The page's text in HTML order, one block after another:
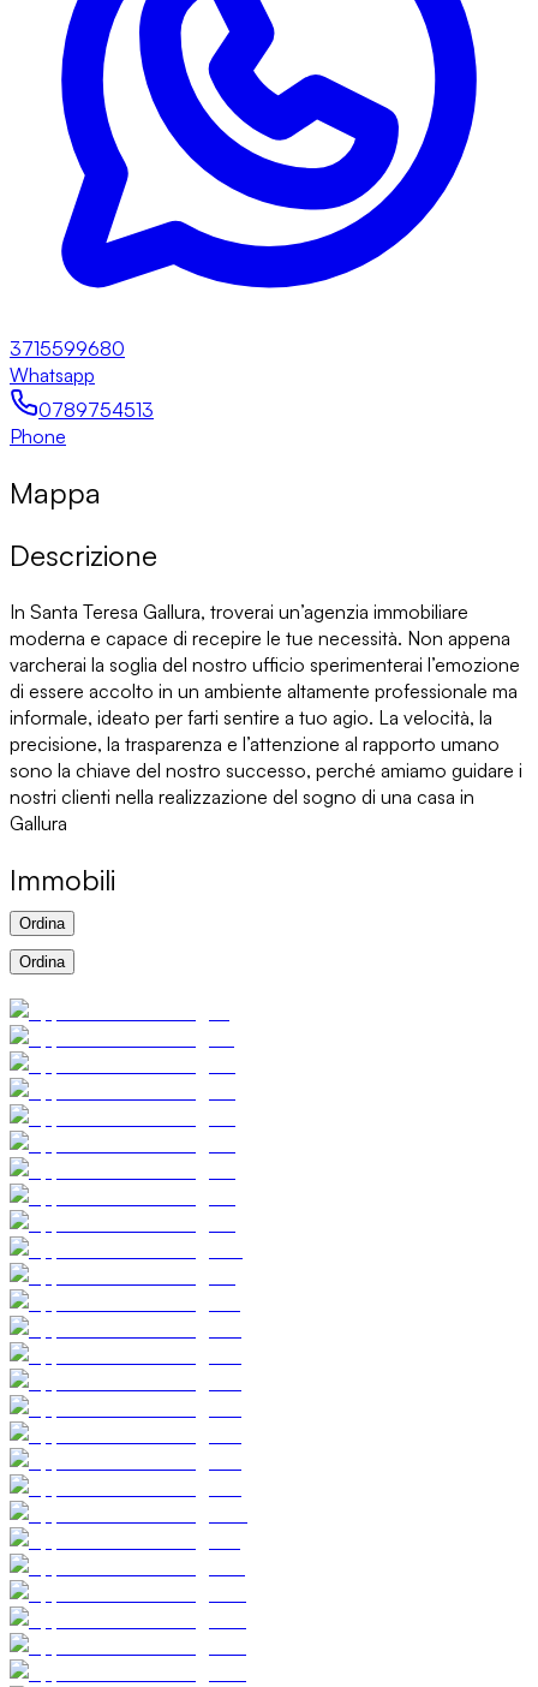
3715599680
Whatsapp
0789754513
Phone
Mappa
Descrizione
In Santa Teresa Gallura, troverai un’agenzia immobiliare
moderna e capace di recepire le tue necessità. Non appena
varcherai la soglia del nostro ufficio sperimenterai l’emozione
di essere accolto in un ambiente altamente professionale ma
informale, ideato per farti sentire a tuo agio. La velocità, la
precisione, la trasparenza e l’attenzione al rapporto umano
sono la chiave del nostro successo, perché amiamo guidare i
nostri clienti nella realizzazione del sogno di una casa in
Gallura
Immobili
Ordina
Ordina